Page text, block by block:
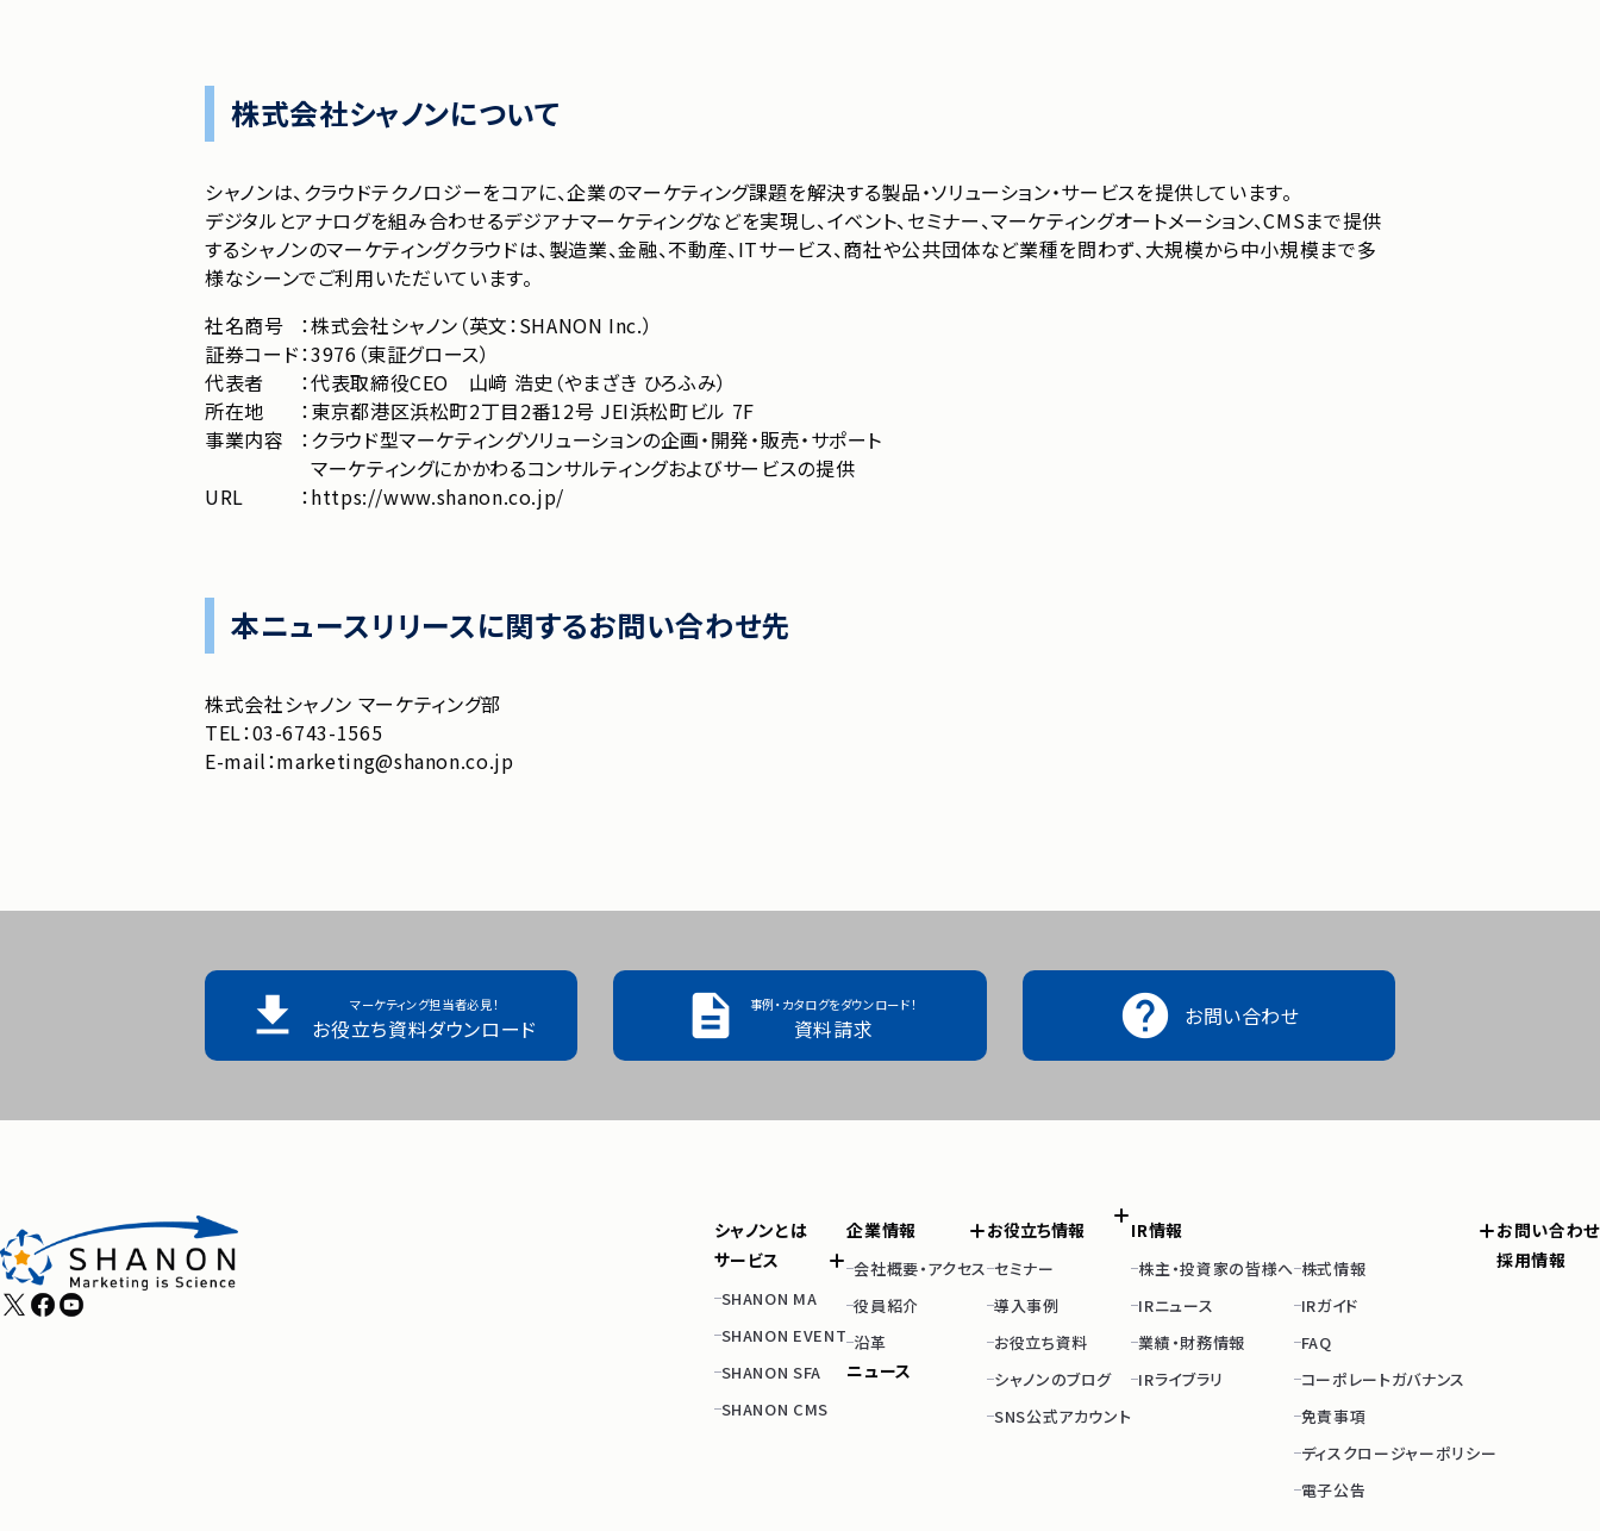
株式会社シャノンについて
シャノンは、クラウドテクノロジーをコアに、企業のマーケティング課題を解決する製品・ソリューション・サービスを提供しています。
デジタルとアナログを組み合わせるデジアナマーケティングなどを実現し、イベント、セミナー、マーケティングオートメーション、CMSまで提供
するシャノンのマーケティングクラウドは、製造業、⾦融、不動産、ITサービス、商社や公共団体など業種を問わず、⼤規模から中小規模まで多
様なシーンでご利⽤いただいています。
社名商号
：株式会社シャノン（英文：SHANON Inc.）
証券コード：3976（東証グロース）
代表者
：代表取締役CEO 山﨑 浩史（やまざき ひろふみ）
所在地
：東京都港区浜松町2丁目2番12号 JEI浜松町ビル 7F
事業内容
：クラウド型マーケティングソリューションの企画・開発・販売・サポート
マーケティングにかかわるコンサルティングおよびサービスの提供
URL
：https://www.shanon.co.jp/
本ニュースリリースに関するお問い合わせ先
株式会社シャノン マーケティング部
TEL：03-6743-1565
E-mail：marketing@shanon.co.jp
 マーケティング担当者必見！
お役立ち資料ダウンロード  事例・カタログをダウンロード！
資料請求  お問い合わせ
シャノンとは
サービス
SHANON MA
SHANON EVENT
SHANON SFA
SHANON CMS
企業情報
会社概要・アクセス
役員紹介
沿革
ニュース
お役立ち情報
セミナー
導入事例
お役立ち資料
シャノンのブログ
SNS公式アカウント
IR情報
株主・投資家の皆様へ
IRニュース
業績・財務情報
IRライブラリ
株式情報
IRガイド
FAQ
コーポレートガバナンス
免責事項
ディスクロージャーポリシー
電子公告
お問い合わせ
採用情報